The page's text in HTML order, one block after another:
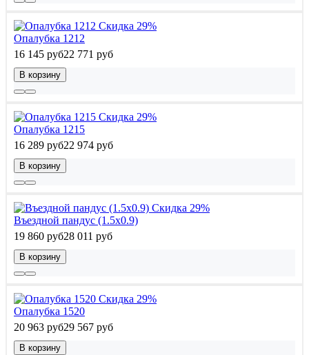
Скидка 29%
Опалубка 1212
16 145 руб22 771 руб
В корзину
Скидка 29%
Опалубка 1215
16 289 руб22 974 руб
В корзину
Скидка 29%
Въездной пандус (1.5x0.9)
19 860 руб28 011 руб
В корзину
Скидка 29%
Опалубка 1520
20 963 руб29 567 руб
В корзину